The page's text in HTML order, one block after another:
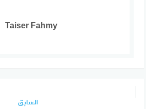
Taiser Fahmy
السابق